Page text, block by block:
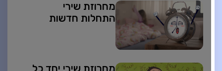
מחרוזת שירי
התחלות חדשות
מחרוזת שירי יחד כל